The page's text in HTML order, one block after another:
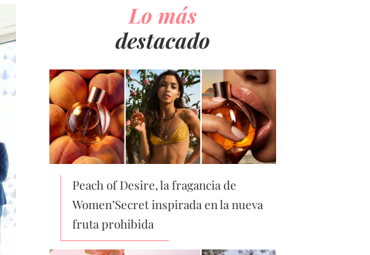
Lo más
destacado
Peach of Desire, la fragancia de
Women’Secret inspirada en la nueva
fruta prohibida